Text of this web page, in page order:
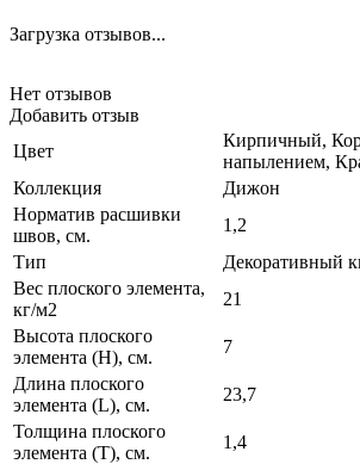
Загрузка отзывов...
Нет отзывов
Добавить отзыв
Цвет
Кирпичный,
напылением,
Коллекция
Дижон
Норматив расшивки
швов, см.
1,2
Тип
Декоративный
Вес плоского элемента,
кг/м2
21
Высота плоского
элемента (H), см.
7
Длина плоского
элемента (L), см.
23,7
Толщина плоского
элемента (T), см.
1,4